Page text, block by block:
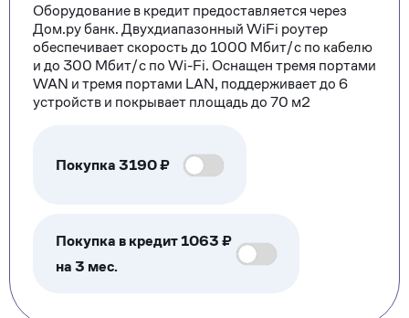
Оборудование в кредит предоставляется через
Дом.ру банк. Двухдиапазонный WiFi роутер
обеспечивает скорость до 1000 Мбит/с по кабелю
и до 300 Мбит/с по Wi-Fi. Оснащен тремя портами
WAN и тремя портами LAN, поддерживает до 6
устройств и покрывает площадь до 70 м2
Покупка3190₽
Покупка в кредит 1063 ₽
на 3 мес.